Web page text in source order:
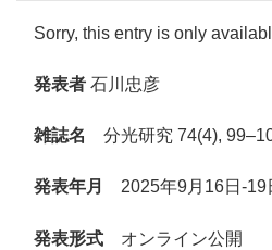
Sorry, this entry is only
発表者 石川忠彦
雑誌名 分光研究 74(4),
発表年月 2025年9月16日-19
発表形式 オンライン公開